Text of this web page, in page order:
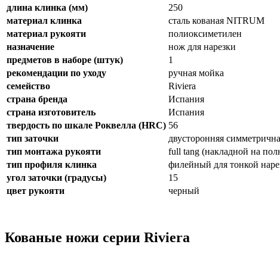
длина клинка (мм)
250
материал клинка
сталь кованая NITRUM
материал рукояти
полиоксиметилен
назначение
нож для нарезки
предметов в наборе (штук)
1
рекомендации по уходу
ручная мойка
семейство
Riviera
страна бренда
Испания
страна изготовитель
Испания
твердость по шкале Роквелла (HRC) 56
тип заточки
двусторонняя
тип монтажа рукояти
full tang (накладной на
тип профиля клинка
филейный для тонкой
угол заточки (градусы)
15
цвет рукояти
черный
Кованые ножи серии Riviera